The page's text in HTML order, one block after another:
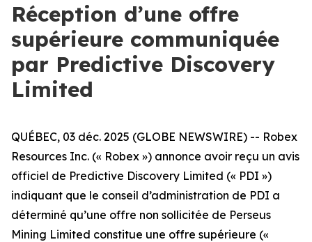
Réception d’une offre
supérieure communiquée
par Predictive Discovery
Limited
QUÉBEC, 03 déc. 2025 (GLOBE NEWSWIRE) -- Robex
Resources Inc. (« Robex ») annonce avoir reçu un avis
officiel de Predictive Discovery Limited (« PDI »)
indiquant que le conseil d’administration de PDI a
déterminé qu’une offre non sollicitée de Perseus
Mining Limited constitue une offre supérieure («